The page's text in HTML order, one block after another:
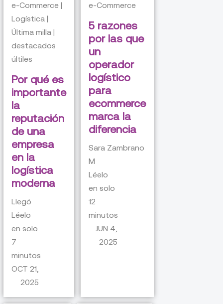
e-Commerce |
Logística |
Última milla |
destacados
últiles
Por qué es
importante
la
reputación
de una
empresa
en la
logística
moderna
Llegó
Léelo
en solo
7
minutos
OCT 21,
2025
e-Commerce
5 razones
por las que
un
operador
logístico
para
ecommerce
marca la
diferencia
Sara Zambrano
M
Léelo
en solo
12
minutos
JUN 4,
2025